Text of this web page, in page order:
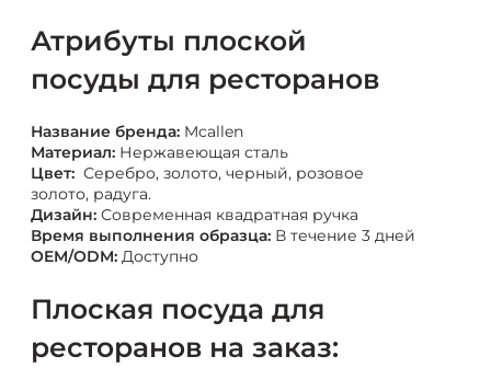
Атрибуты плоской
посуды для ресторанов
Название бренда: Mcallen
Материал: Нержавеющая сталь
Цвет: Серебро, золото, черный, розовое
золото, радуга.
Дизайн: Современная квадратная ручка
Время выполнения образца: В течение 3 дней
OEM/ODM: Доступно
Плоская посуда для
ресторанов на заказ: